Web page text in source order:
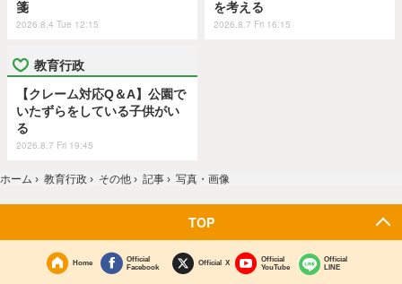
箋
2026.8.4 Tue 12:15
を考える
2026.8.7 Fri 16:15
教育行政
【クレーム対応Q＆A】公園で
いたずらをしている子供がい
る
2026.8.7 Fri 19:45
ホーム › 教育行政 › その他 › 記事 › 写真・画像
TOP
Home
Official
Facebook
Official X
Official
YouTube
Official
LINE